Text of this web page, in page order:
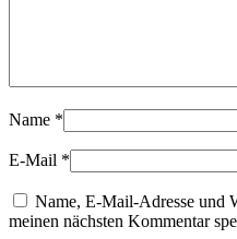
Name *
E-Mail *
Name, E-Mail-Adresse und
meinen nächsten Kommentar